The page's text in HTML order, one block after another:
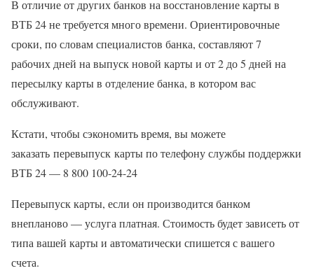
В отличие от других банков на восстановление карты в
ВТБ 24 не требуется много времени. Ориентировочные
сроки, по словам специалистов банка, составляют 7
рабочих дней на выпуск новой карты и от 2 до 5 дней на
пересылку карты в отделение банка, в котором вас
обслуживают.
Кстати, чтобы сэкономить время, вы можете
заказать перевыпуск карты по телефону службы поддержки
ВТБ 24 — 8 800 100-24-24
Перевыпуск карты, если он производится банком
внепланово — услуга платная. Стоимость будет зависеть от
типа вашей карты и автоматически спишется с вашего
счета.